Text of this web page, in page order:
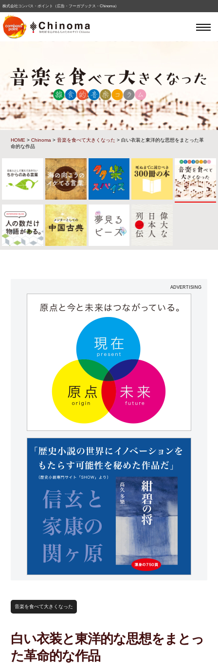
株式会社コンパス・ポイント（広告・フーガブックス・Chinoma）
HOME >Chinoma >音楽を食べて大きくなった > 白い衣装と東洋的な思想をまとった革
命的な作品
ADVERTISING
音楽を食べて大きくなった
白い衣装と東洋的な思想をまとっ
た革命的な作品